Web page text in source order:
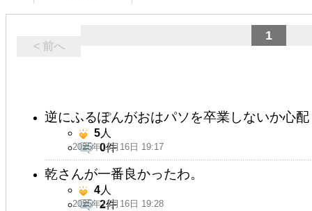
< 前へ
1
逆にふるぽんがおはパソを卒業しないか心配
2025年11月16日 19:17
5人
0件
乾さんが一番良かったわ。
2025年11月16日 19:28
4人
2件